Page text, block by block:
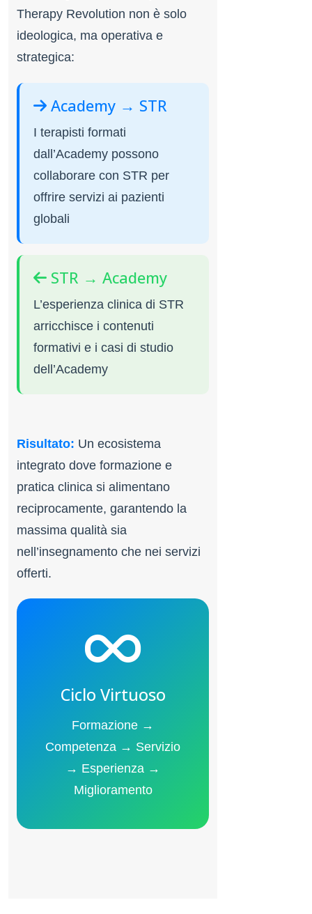
Therapy Revolution non è solo
ideologica, ma operativa e
strategica:
Academy → STR
I terapisti formati
dall’Academy possono
collaborare con STR per
offrire servizi ai pazienti
globali
STR → Academy
L’esperienza clinica di STR
arricchisce i contenuti
formativi e i casi di studio
dell’Academy
Risultato: Un ecosistema
integrato dove formazione e
pratica clinica si alimentano
reciprocamente, garantendo la
massima qualità sia
nell’insegnamento che nei servizi
offerti.
Ciclo Virtuoso
Formazione →
Competenza → Servizio
→ Esperienza →
Miglioramento